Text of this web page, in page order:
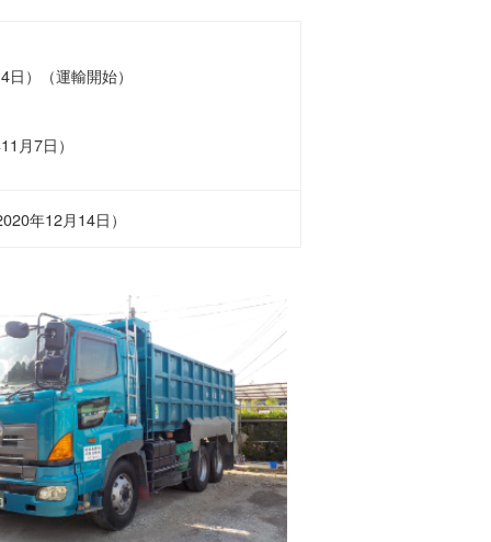
）（運輸開始）
月7日）
年12月14日）